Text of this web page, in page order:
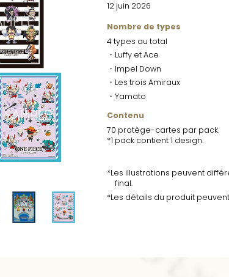
12 juin 2026
Nombre de types
4 types au total
・Luffy et Ace
・Impel Down
・Les trois Amiraux
・Yamato
Contenu
70 protège-cartes par pack.
*1 pack contient 1 design.
*Les illustrations peuvent
final.
*Les détails du produit